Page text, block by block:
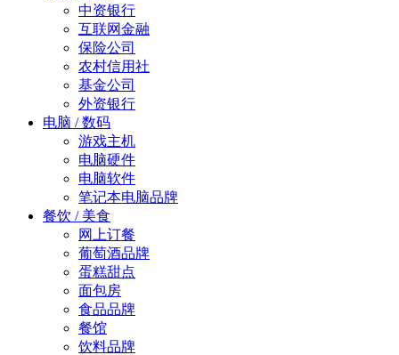
中资银行
互联网金融
保险公司
农村信用社
基金公司
外资银行
电脑 / 数码
游戏主机
电脑硬件
电脑软件
笔记本电脑品牌
餐饮 / 美食
网上订餐
葡萄酒品牌
蛋糕甜点
面包房
食品品牌
餐馆
饮料品牌